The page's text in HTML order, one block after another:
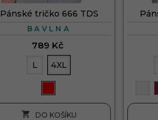
Pánské tričko 666 TDS
BAVLNA
789 Kč
L 4XL
 DO KOŠÍKU